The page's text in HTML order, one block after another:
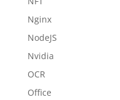
Nginx
NodeJS
Nvidia
OCR
Office